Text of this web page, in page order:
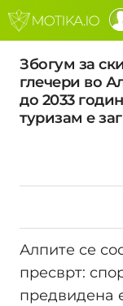
Збогум за
глечери во
до 2033
туризам е
Алпите се
пресврт:
предвидена